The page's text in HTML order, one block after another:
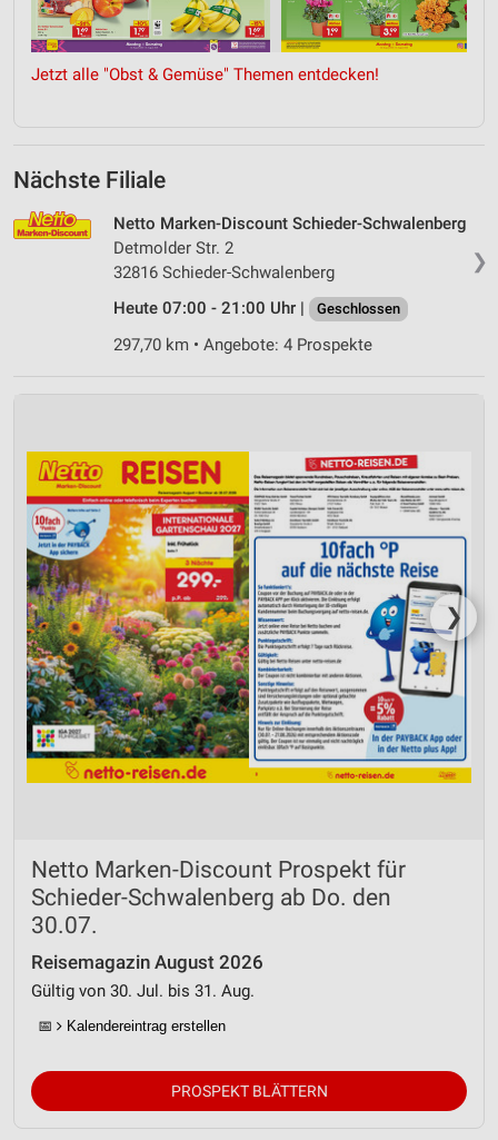
Jetzt alle "Obst & Gemüse" Themen entdecken!
Nächste Filiale
❯
Netto Marken-Discount Schieder-Schwalenberg
Detmolder Str. 2
32816 Schieder-Schwalenberg
Heute 07:00 - 21:00 Uhr |
Geschlossen
297,70 km • Angebote: 4 Prospekte
❯
Netto Marken-Discount Prospekt für
Schieder-Schwalenberg ab Do. den
30.07.
Reisemagazin August 2026
Gültig von 30. Jul. bis 31. Aug.
📅 Kalendereintrag erstellen
PROSPEKT BLÄTTERN